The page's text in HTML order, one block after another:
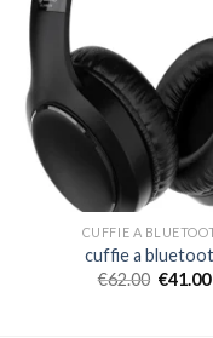
CUFFIE A
cuffie a
€62.00 €41.00